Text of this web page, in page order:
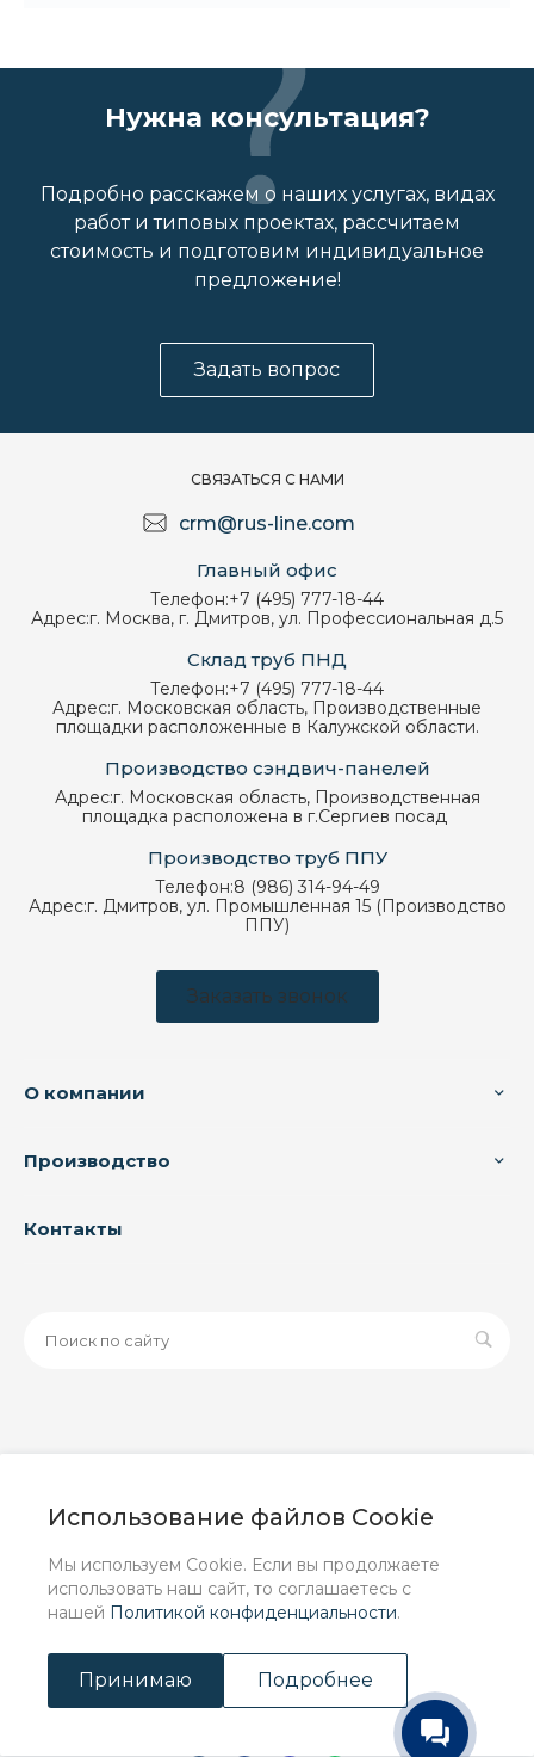
Использование файлов Cookie
Мы используем Cookie. Если вы продолжаете
использовать наш сайт, то соглашаетесь с
нашей Политикой конфиденциальности.
Принимаю Подробнее
Нужна консультация?
Подробно расскажем о наших услугах, видах
работ и типовых проектах, рассчитаем
стоимость и подготовим индивидуальное
предложение!
Задать вопрос
СВЯЗАТЬСЯ С НАМИ
crm@rus-line.com
Главный офис
Телефон:+7 (495) 777-18-44
Адрес:г. Москва, г. Дмитров, ул. Профессиональная д.5
Склад труб ПНД
Телефон:+7 (495) 777-18-44
Адрес:г. Московская область, Производственные
площадки расположенные в Калужской области.
Производство сэндвич-панелей
Адрес:г. Московская область, Производственная
площадка расположена в г.Сергиев посад
Производство труб ППУ
Телефон:8 (986) 314-94-49
Адрес:г. Дмитров, ул. Промышленная 15 (Производство
ППУ)
Заказать звонок
О компании
Производство
Контакты
информационный характер и ни при каких условиях не
положениями Статьи 437 (2) ГК РФ.